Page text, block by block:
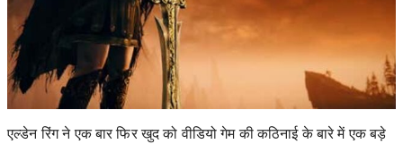
एल्डेन रिंग ने एक बार फिर खुद कोवीडियो गेम की कठिनाई के बारे में एक बड़े